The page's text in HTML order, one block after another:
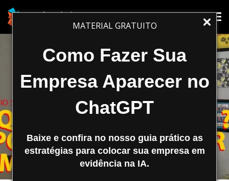
MATERIAL GRATUITO
Como Fazer Sua
Empresa Aparecer no
ChatGPT
Baixe e confira no nosso guia prático as
estratégias para colocar sua empresa em
evidência na IA.